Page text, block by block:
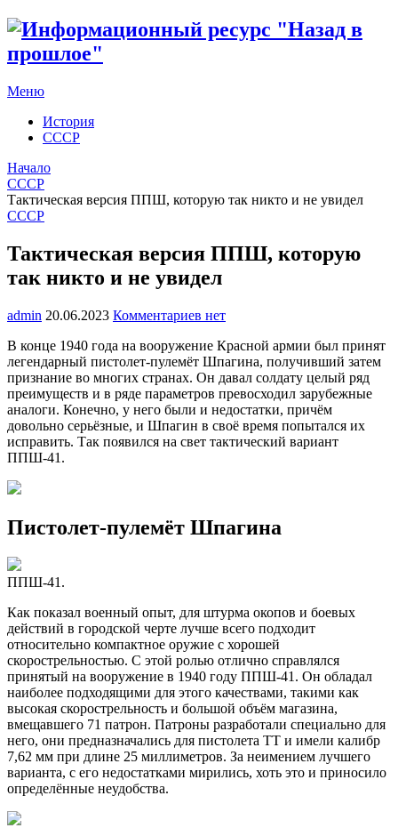
Меню
История
СССР
Начало
СССР
Тактическая версия ППШ, которую так никто и не увидел
СССР
Тактическая версия ППШ, которую
так никто и не увидел
admin 20.06.2023 Комментариев нет
В конце 1940 года на вооружение Красной армии был принят
легендарный пистолет-пулемёт Шпагина, получивший затем
признание во многих странах. Он давал солдату целый ряд
преимуществ и в ряде параметров превосходил зарубежные
аналоги. Конечно, у него были и недостатки, причём
довольно серьёзные, и Шпагин в своё время попытался их
исправить. Так появился на свет тактический вариант
ППШ-41.
Пистолет-пулемёт Шпагина
ППШ-41.
Как показал военный опыт, для штурма окопов и боевых
действий в городской черте лучше всего подходит
относительно компактное оружие с хорошей
скорострельностью. С этой ролью отлично справлялся
принятый на вооружение в 1940 году ППШ-41. Он обладал
наиболее подходящими для этого качествами, такими как
высокая скорострельность и большой объём магазина,
вмещавшего 71 патрон. Патроны разработали специально для
него, они предназначались для пистолета ТТ и имели калибр
7,62 мм при длине 25 миллиметров. За неимением лучшего
варианта, с его недостатками мирились, хоть это и приносило
определённые неудобства.